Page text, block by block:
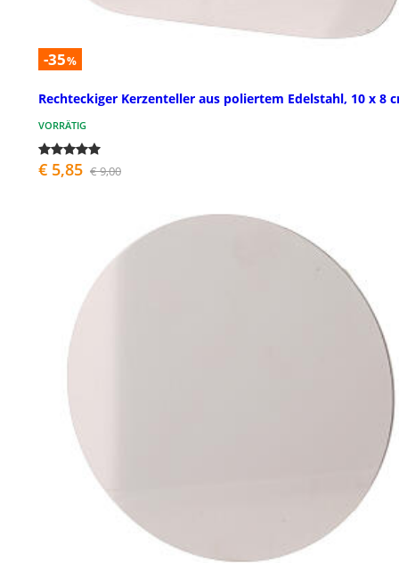
-35%
Rechteckiger Kerzenteller aus poliertem Edelstahl, 10 x 8
VORRÄTIG
€ 5,85 € 9,00